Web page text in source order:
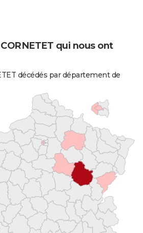
qui nous ont
décédés par département de